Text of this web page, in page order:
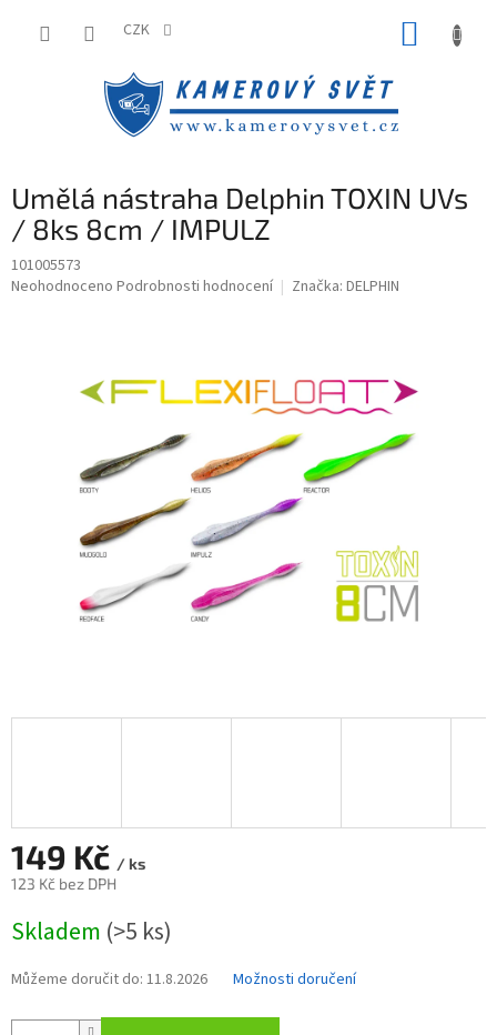
CZK
Umělá nástraha Delphin TOXIN UVs
/ 8ks 8cm / IMPULZ
101005573
Průměrné
Neohodnoceno Podrobnosti hodnocení Značka: DELPHIN
149 Kč / ks
123 Kč bez DPH
cena:
Skladem (>5 ks)
Můžeme doručit do: 11.8.2026 Možnosti doručení